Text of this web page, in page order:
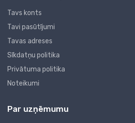
Tavs konts
Tavi pasūtījumi
Tavas adreses
Sīkdatņu politika
Privātuma politika
Noteikumi
Par uzņēmumu